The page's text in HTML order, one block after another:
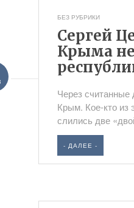
БЕЗ РУБРИКИ
Сергей
Крыма
Через
Крым. Кое-кто из
слились две
- ДАЛЕЕ -